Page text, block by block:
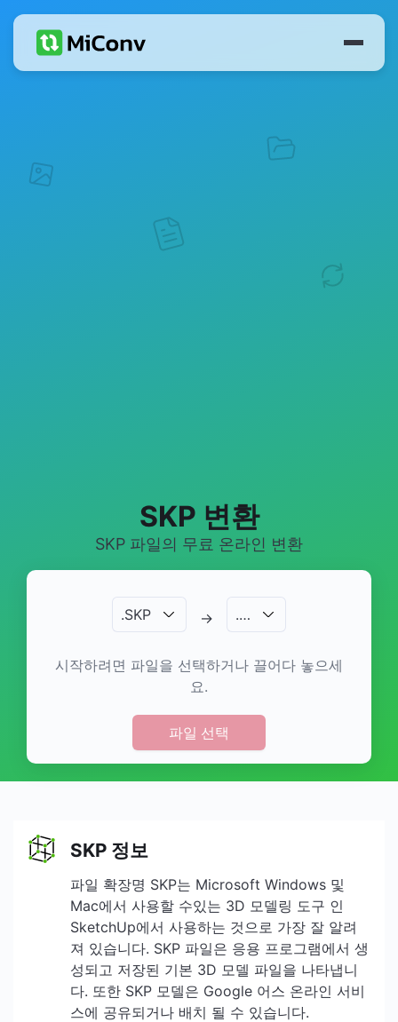
SKP 변환
SKP 파일의 무료 온라인 변환
.SKP → .…
시작하려면 파일을 선택하거나 끌어다 놓으세
요.
파일 선택
SKP 정보
파일 확장명 SKP는 Microsoft Windows 및
Mac에서 사용할 수있는 3D 모델링 도구 인
SketchUp에서 사용하는 것으로 가장 잘 알려
져 있습니다. SKP 파일은 응용 프로그램에서 생
성되고 저장된 기본 3D 모델 파일을 나타냅니
다. 또한 SKP 모델은 Google 어스 온라인 서비
스에 공유되거나 배치 될 수 있습니다.